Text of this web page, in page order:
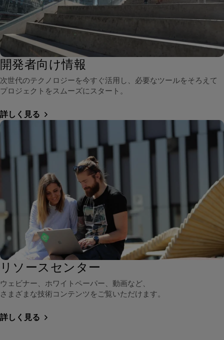
開発者向け情報
次世代のテクノロジーを今すぐ活用し、必要なツールをそろえて
プロジェクトをスムーズにスタート。
詳しく見る
リソースセンター
ウェビナー、ホワイトペーパー、動画など、
さまざまな技術コンテンツをご覧いただけます。
詳しく見る